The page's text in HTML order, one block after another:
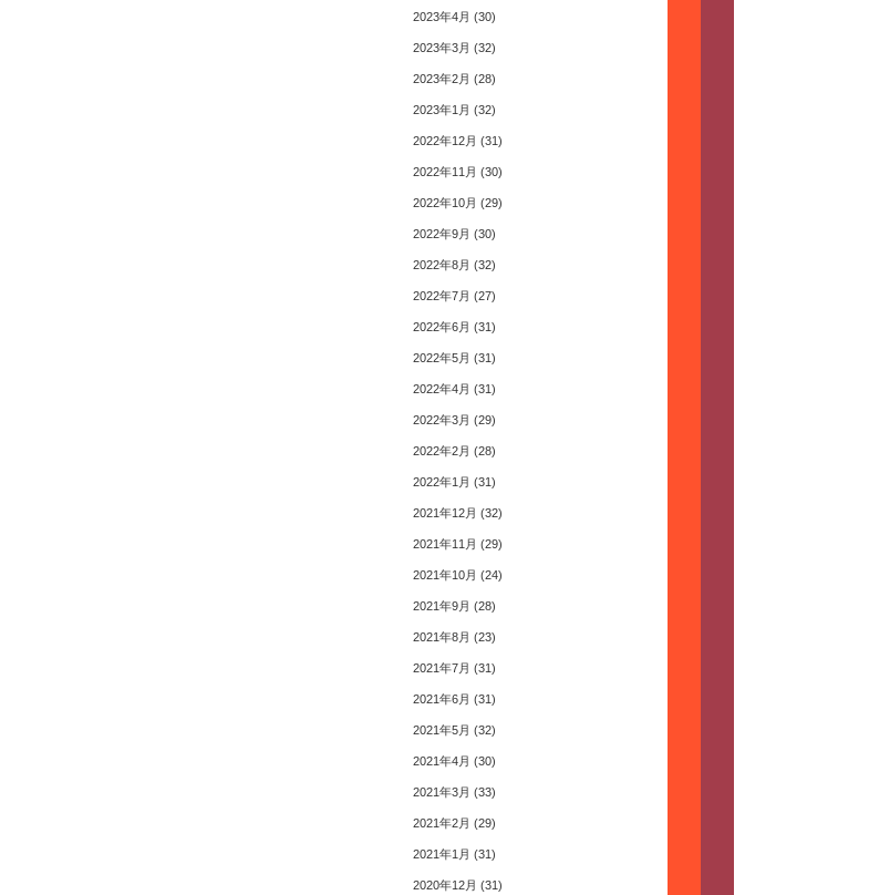
2023年4月 (30)
2023年3月 (32)
2023年2月 (28)
2023年1月 (32)
2022年12月 (31)
2022年11月 (30)
2022年10月 (29)
2022年9月 (30)
2022年8月 (32)
2022年7月 (27)
2022年6月 (31)
2022年5月 (31)
2022年4月 (31)
2022年3月 (29)
2022年2月 (28)
2022年1月 (31)
2021年12月 (32)
2021年11月 (29)
2021年10月 (24)
2021年9月 (28)
2021年8月 (23)
2021年7月 (31)
2021年6月 (31)
2021年5月 (32)
2021年4月 (30)
2021年3月 (33)
2021年2月 (29)
2021年1月 (31)
2020年12月 (31)